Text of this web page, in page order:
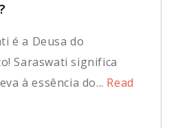
é a Deusa do
Saraswati significa
à essência do... Read